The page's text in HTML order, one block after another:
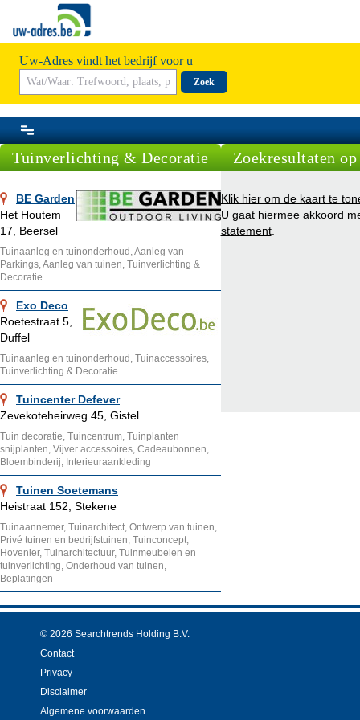
Uw-Adres vindt het bedrijf voor u
Zoek
Tuinverlichting & Decoratie
BE Garden
Het Houtem
17, Beersel
Tuinaanleg en tuinonderhoud, Aanleg van
Parkings, Aanleg van tuinen, Tuinverlichting &
Decoratie
Exo Deco
Roetestraat 5,
Duffel
Tuinaanleg en tuinonderhoud, Tuinaccessoires,
Tuinverlichting & Decoratie
Tuincenter Defever
Zevekoteheirweg 45, Gistel
Tuin decoratie, Tuincentrum, Tuinplanten
snijplanten, Vijver accessoires, Cadeaubonnen,
Bloembinderij, Interieuraankleding
Tuinen Soetemans
Heistraat 152, Stekene
Tuinaannemer, Tuinarchitect, Ontwerp van tuinen,
Privé tuinen en bedrijfstuinen, Tuinconcept,
Hovenier, Tuinarchitectuur, Tuinmeubelen en
tuinverlichting, Onderhoud van tuinen,
Beplatingen
Zoekresultaten
Klik hier om de kaart te
U gaat hiermee akkoord
statement.
© 2026 Searchtrends Holding B.V.
Contact
Privacy
Disclaimer
Algemene voorwaarden